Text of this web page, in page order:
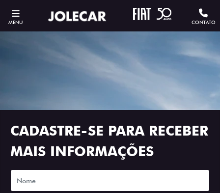
MENU CONTATO
CADASTRE-SE PARA RECEBER
MAIS INFORMAÇÕES